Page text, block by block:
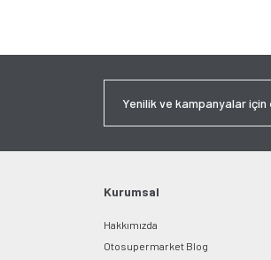
Kurumsal
Hakkımızda
Otosupermarket Blog